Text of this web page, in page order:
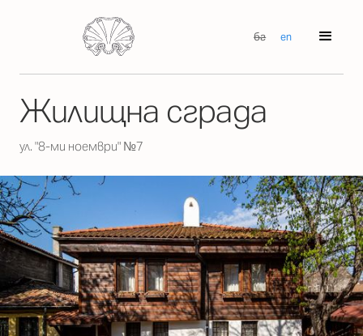
бг en
Жилищна сграда
ул. "8-ми ноември" №7